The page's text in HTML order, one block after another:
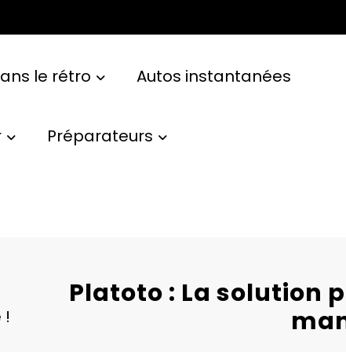
le rétro Autos instantanées
Préparateurs
Platoto : La solution